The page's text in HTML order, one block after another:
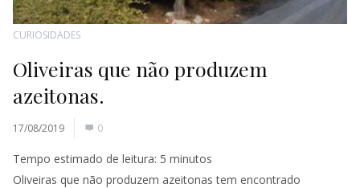
CURIOSIDADES
Oliveiras que não produzem
azeitonas.
17/08/2019 0
Tempo estimado de leitura: 5 minutos
Oliveiras que não produzem azeitonas tem encontrado